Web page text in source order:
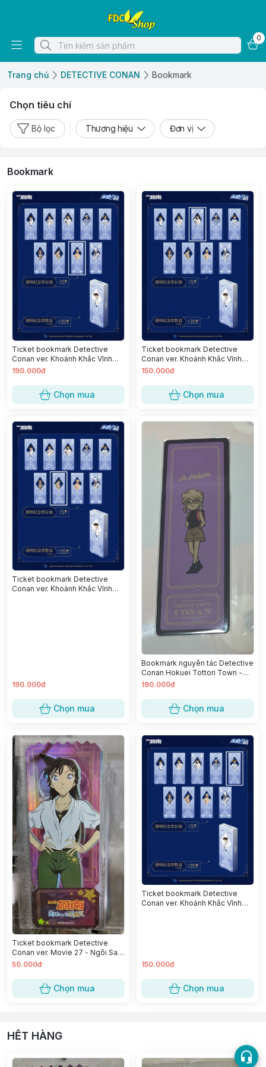
0
Trang chủ DETECTIVE CONAN Bookmark
Chọn tiêu chí
Bộ lọc Thương hiệu Đơn vị
Bookmark
Ticket bookmark Detective
Conan ver. Khoảnh Khắc Vĩnh
Cửu - Amuro Tooru
190.000đ
Chọn mua
Ticket bookmark Detective
Conan ver. Khoảnh Khắc Vĩnh
Cửu - Ran Mouri
150.000đ
Chọn mua
Ticket bookmark Detective
Conan ver. Khoảnh Khắc Vĩnh
190.000đ
Chọn mua
Bookmark nguyên tác Detective
Conan Hokuei Tottori Town -
Haibara Ai
190.000đ
Chọn mua
Ticket bookmark Detective
Conan ver. Movie 27 - Ngôi Sao
5 Cánh 1 Triệu Đô - Ran Mouri
50.000đ
Chọn mua
Ticket bookmark Detective
Conan ver. Khoảnh Khắc Vĩnh
150.000đ
Chọn mua
HẾT HÀNG